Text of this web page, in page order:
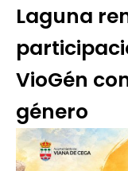
Laguna
VioGén
género